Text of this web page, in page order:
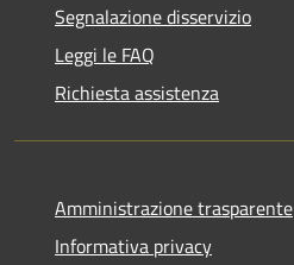
Segnalazione disservizio
Leggi le FAQ
Richiesta assistenza
Amministrazione trasparente
Informativa privacy